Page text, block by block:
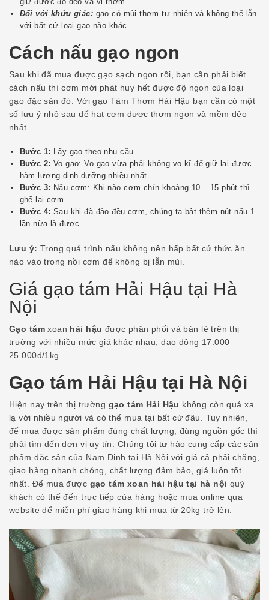
Đối với khứu giác: gạo có mùi thơm tự nhiên và không thể lẫn
với bất cứ loại gạo nào khác.
Cách nấu gạo ngon
Sau khi đã mua được gạo sạch ngon rồi, bạn cần phải biết
cách nấu thì cơm mới phát huy hết được độ ngon của loại
gạo đặc sản đó. Với gạo Tám Thơm Hải Hậu bạn cần có một
số lưu ý nhỏ sau để hạt cơm được thơm ngon và mềm dẻo
nhất.
Bước 1: Lấy gạo theo nhu cầu
Bước 2: Vo gạo: Vo gạo vừa phải không vo kĩ để giữ lại được
hàm lượng dinh dưỡng nhiều nhất
Bước 3: Nấu cơm: Khi nào cơm chín khoảng 10 – 15 phút thì
ghế lại cơm
Bước 4: Sau khi đã đảo đều cơm, chúng ta bật thêm nút nấu 1
lần nữa là được.
Lưu ý: Trong quá trình nấu không nên hấp bất cứ thức ăn
nào vào trong nồi cơm để không bị lẫn mùi.
Giá gạo tám Hải Hậu tại Hà
Nội
Gạo támxoan hải hậu được phân phối và bán lẻ trên thị
trường với nhiều mức giá khác nhau, dao động 17.000 –
25.000đ/1kg.
Gạo tám Hải Hậu tại Hà Nội
Hiện nay trên thị trường gạo tám Hải Hậu không còn quá xa
lạ với nhiều người và có thể mua tại bất cứ đâu. Tuy nhiên,
để mua được sản phẩm đúng chất lượng, đúng nguồn gốc thì
phải tìm đến đơn vị uy tín. Chúng tôi tự hào cung cấp các sản
phẩm đặc sản của Nam Định tại Hà Nội với giá cả phải chăng,
giao hàng nhanh chóng, chất lượng đảm bảo, giá luôn tốt
nhất. Để mua được gạo tám xoan hải hậu tại hà nội quý
khách có thể đến trực tiếp cửa hàng hoặc mua online qua
website để miễn phí giao hàng khi mua từ 20kg trở lên.